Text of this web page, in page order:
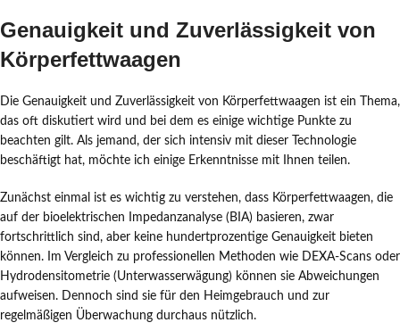
Genauigkeit und Zuverlässigkeit von
Körperfettwaagen
Die Genauigkeit und Zuverlässigkeit von Körperfettwaagen ist ein Thema,
das oft diskutiert wird und bei dem es einige wichtige Punkte zu
beachten gilt. Als jemand, der sich intensiv mit dieser Technologie
beschäftigt hat, möchte ich einige Erkenntnisse mit Ihnen teilen.
Zunächst einmal ist es wichtig zu verstehen, dass Körperfettwaagen, die
auf der bioelektrischen Impedanzanalyse (BIA) basieren, zwar
fortschrittlich sind, aber keine hundertprozentige Genauigkeit bieten
können. Im Vergleich zu professionellen Methoden wie DEXA-Scans oder
Hydrodensitometrie (Unterwasserwägung) können sie Abweichungen
aufweisen. Dennoch sind sie für den Heimgebrauch und zur
regelmäßigen Überwachung durchaus nützlich.